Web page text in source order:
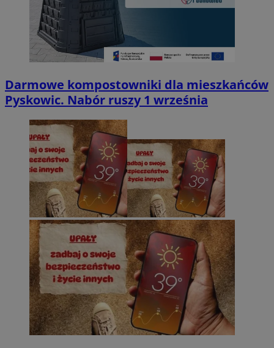
Darmowe kompostowniki dla mieszkańców
Pyskowic. Nabór ruszy 1 września